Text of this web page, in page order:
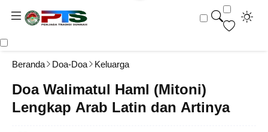
Beranda Doa-Doa Keluarga
Doa Walimatul Haml (Mitoni)
Lengkap Arab Latin dan Artinya